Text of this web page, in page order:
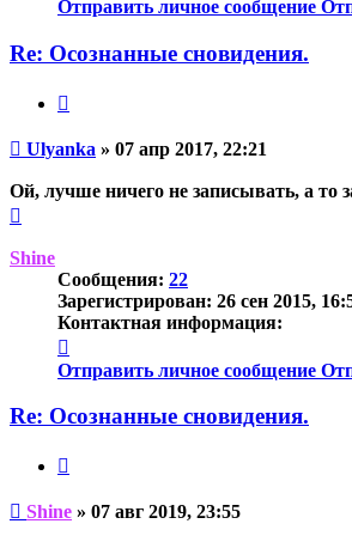
пользователя
Отправить личное сообщение
Re: Осознанные сновидения.
Непрочитанное
сообщение
Ulyanka » 07 апр 2017, 22:21
Ой, лучше ничего не записывать, а то
началу
Shine
Сообщения: 22
Зарегистрирован: 26 сен 2015,
Контактная информация:
информация
пользователя
Отправить личное сообщение
Re: Осознанные сновидения.
Непрочитанное
Shine » 07 авг 2019, 23:55